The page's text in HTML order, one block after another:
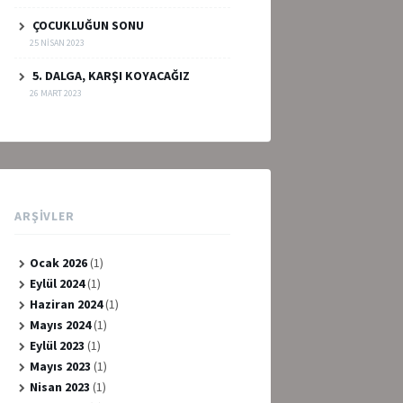
ÇOCUKLUĞUN SONU
25 NISAN 2023
5. DALGA, KARŞI KOYACAĞIZ
26 MART 2023
ARŞIVLER
Ocak 2026(1)
Eylül 2024(1)
Haziran 2024(1)
Mayıs 2024(1)
Eylül 2023 (1)
Mayıs 2023 (1)
Nisan 2023 (1)